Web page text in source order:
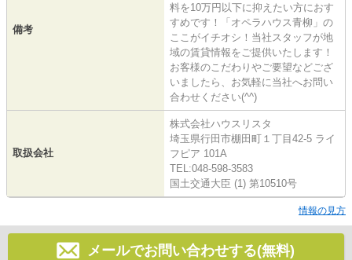
備考
料を10万円以下に抑えたい方におす
すめです！「オペラハウス青柳」の
ここがイチオシ！当社スタッフが地
域の賃貸情報をご提供いたします！
お客様のこだわりやご要望などござ
いましたら、お気軽に当社へお問い
合わせください(^^)
取扱会社
株式会社ハウスリスタ
埼玉県行田市棚田町１丁目42-5 ライ
フピア 101A
TEL:048-598-3583
国土交通大臣 (1) 第10510号
情報の見方
メールでお問い合わせする(無料)